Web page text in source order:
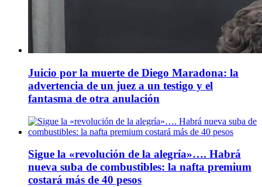
Juicio por la muerte de Diego Maradona: la
advertencia de un juez a un testigo y el
fantasma de otra anulación
Sigue la «revolución de la alegría»…. Habrá
nueva suba de combustibles: la nafta premium
costará más de 40 pesos